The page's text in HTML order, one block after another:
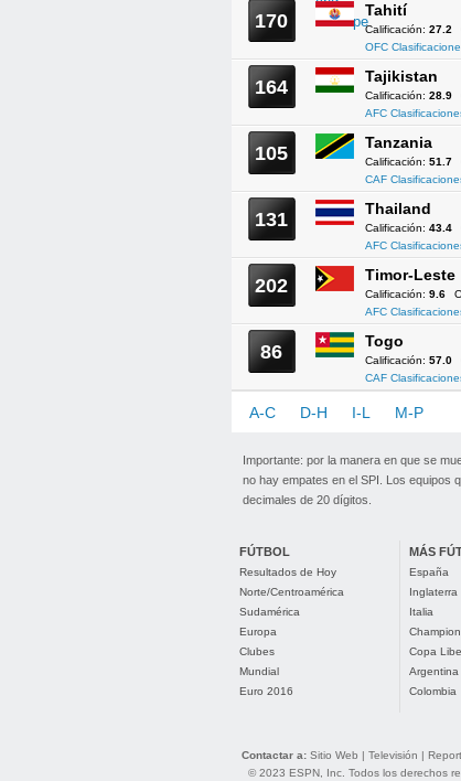
170 Tahití
Calificación: 27.2
OFC
164 Tajikistan
Calificación: 28.9
AFC
105 Tanzania
Calificación: 51.7
CAF
131 Thailand
Calificación: 43.4
AFC
202 Timor-Leste
Calificación: 9.6
AFC
86 Togo
Calificación: 57.0
CAF
A-C D-H I-L M-P
Importante: por la manera en que se
no hay empates en el SPI. Los equipos
decimales de 20 dígitos.
FÚTBOL
Resultados de Hoy
Norte/Centroamérica
Sudamérica
Europa
Clubes
Mundial
Euro 2016
MÁS
España
Inglaterra
Italia
Copa
Argentina
Colombia
Contactar a: Sitio Web | Televisión |
© 2023 ESPN, Inc. Todos los derechos